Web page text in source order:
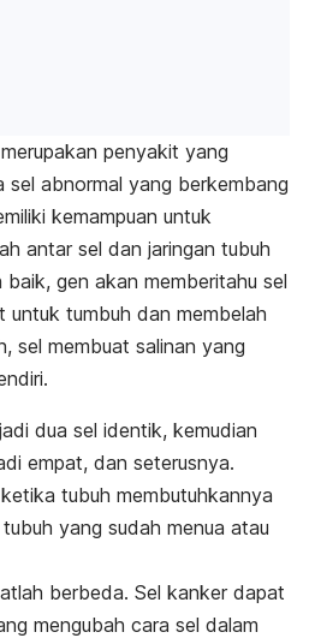
penyakit yang
abnormal yang berkembang
kemampuan untuk
antar sel dan jaringan tubuh
gen akan memberitahu sel
tumbuh dan membelah
sel membuat salinan yang
dua sel identik, kemudian
empat, dan seterusnya.
tubuh membutuhkannya
yang sudah menua atau
berbeda. Sel kanker dapat
mengubah cara sel dalam